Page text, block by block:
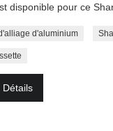
disponible pour ce
d'aluminium
Détails